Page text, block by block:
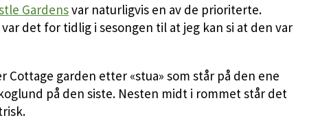
Gardensvar naturligvis en av de prioriterte.
det for tidlig i sesongen til at jeg kan si at den var
garden etter «stua» som står på den ene
på den siste. Nesten midt i rommet står det